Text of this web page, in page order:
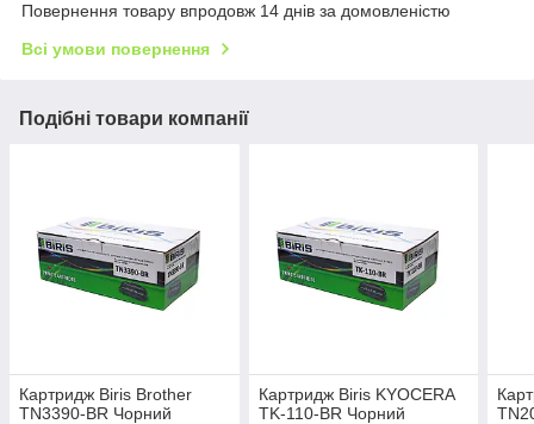
Повернення товару впродовж 14 днів за домовленістю
Всі умови повернення
Подібні товари компанії
Картридж Biris Brother
TN3390-BR Чорний
Картридж Biris KYOCERA
TK-110-BR Чорний